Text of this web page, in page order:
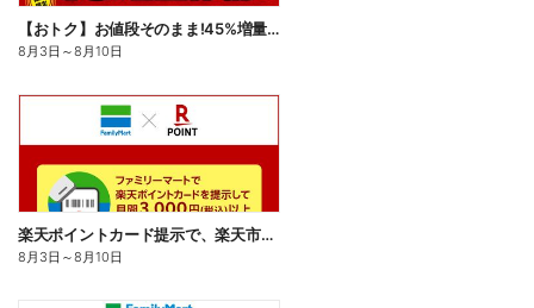
【おトク】お値段そのまま!45%増量作戦!
8月3日 ～8月10日
楽天ポイントカード提示で、楽天市場でのお買い物がおトクに!
8月3日 ～8月10日